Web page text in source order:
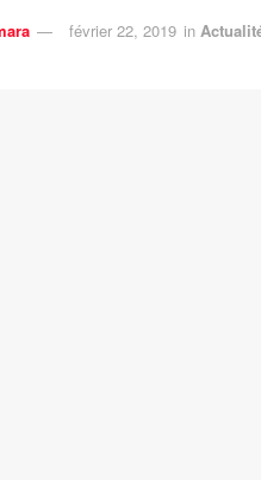
février 22, 2019 in